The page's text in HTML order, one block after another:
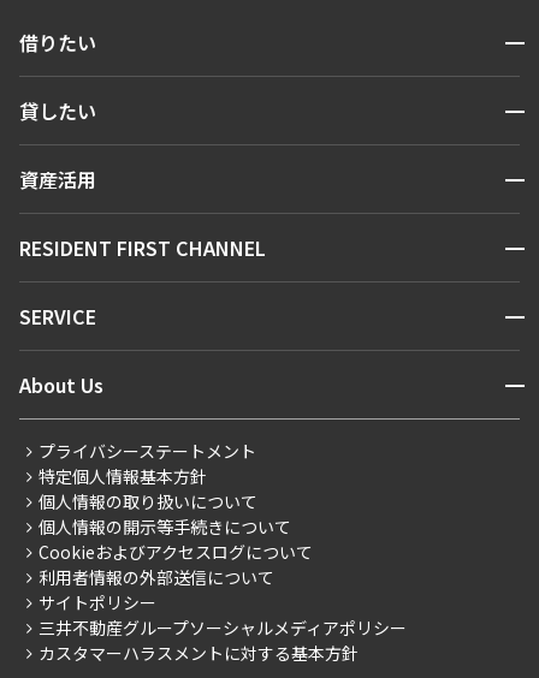
借りたい 開閉
人気エリアから探す
新着情報から探す
新着募集情報
こだわりから探す
こだわり一覧
プレミアムマンション
新築
当社限定（港区・渋谷区）
当社限定（港区・渋谷区以外）
三井不動産企画
貸したい 開閉
お問い合わせ
資産活用 開閉
お問い合わせ
RESIDENT FIRST CHANNEL 開閉
マンションレポート
住まいのコラム
SERVICE 開閉
会員ページ
ご入居・提携サービス
お部屋探しからご契約まで
よくあるご質問
社宅紹介
【仲介会社様向け】当社仲介事業部取り扱い物件入居申込
About Us 開閉
会社情報
事業案内
採用情報
ニュースリリース
お問い合わせ
プライバシーステートメント
特定個人情報基本方針
個人情報の取り扱いについて
個人情報の開示等手続きについて
Cookieおよびアクセスログについて
利用者情報の外部送信について
サイトポリシー
三井不動産グループソーシャルメディアポリシー
カスタマーハラスメントに対する基本方針